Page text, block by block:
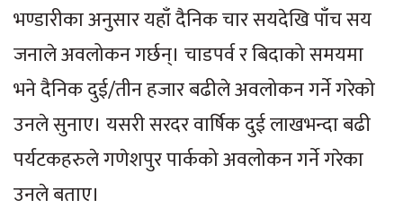
भण्डारीका अनुसार यहाँ दैनिक चार सयदेखि पाँच सय
जनाले अवलोकन गर्छन्। चाडपर्व र बिदाको समयमा
भने दैनिक दुई/तीन हजार बढीले अवलोकन गर्ने गरेको
उनले सुनाए। यसरी सरदर वार्षिक दुई लाखभन्दा बढी
पर्यटकहरुले गणेशपुर पार्कको अवलोकन गर्ने गरेका
उनले बताए।